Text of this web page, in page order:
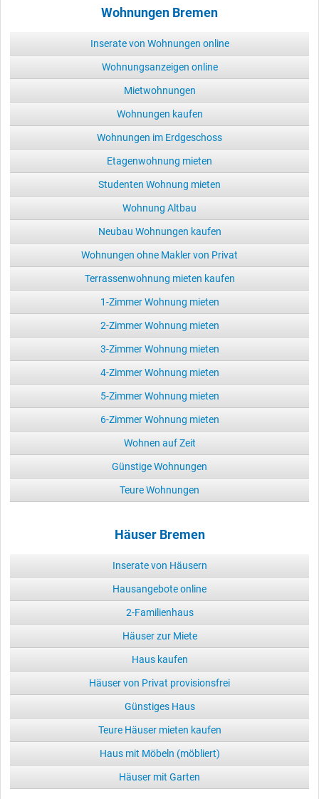
Wohnungen Bremen
Inserate von Wohnungen online
Wohnungsanzeigen online
Mietwohnungen
Wohnungen kaufen
Wohnungen im Erdgeschoss
Etagenwohnung mieten
Studenten Wohnung mieten
Wohnung Altbau
Neubau Wohnungen kaufen
Wohnungen ohne Makler von Privat
Terrassenwohnung mieten kaufen
1-Zimmer Wohnung mieten
2-Zimmer Wohnung mieten
3-Zimmer Wohnung mieten
4-Zimmer Wohnung mieten
5-Zimmer Wohnung mieten
6-Zimmer Wohnung mieten
Wohnen auf Zeit
Günstige Wohnungen
Teure Wohnungen
Häuser Bremen
Inserate von Häusern
Hausangebote online
2-Familienhaus
Häuser zur Miete
Haus kaufen
Häuser von Privat provisionsfrei
Günstiges Haus
Teure Häuser mieten kaufen
Haus mit Möbeln (möbliert)
Häuser mit Garten